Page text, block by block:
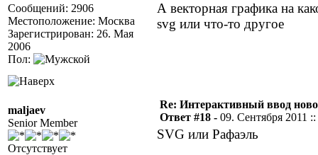
Сообщений: 2906
Местоположение: Москва
Зарегистрирован: 26. Мая
2006
Пол:
А векторная графика на
svg или что-то другое
maljaev
Senior Member
Отсутствует
Re: Интерактивный ввод
Ответ #18 - 09. Сентября 2011
SVG или Рафаэль